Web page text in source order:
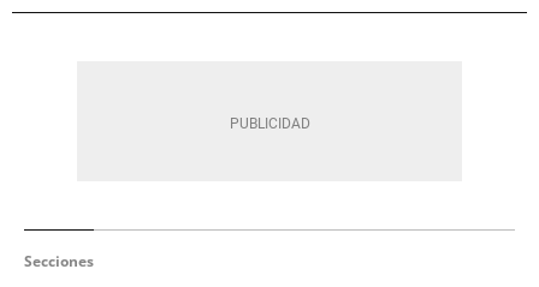
Secciones